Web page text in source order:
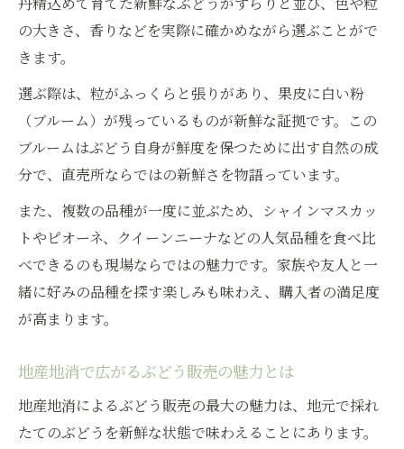
の大きさ、香りなどを実際に確かめながら選ぶことがで
きます。
選ぶ際は、粒がふっくらと張りがあり、果皮に白い粉
（ブルーム）が残っているものが新鮮な証拠です。この
ブルームはぶどう自身が鮮度を保つために出す自然の成
分で、直売所ならではの新鮮さを物語っています。
また、複数の品種が一度に並ぶため、シャインマスカッ
トやピオーネ、クイーンニーナなどの人気品種を食べ比
べできるのも現場ならではの魅力です。家族や友人と一
緒に好みの品種を探す楽しみも味わえ、購入者の満足度
が高まります。
地産地消で広がるぶどう販売の魅力とは
地産地消によるぶどう販売の最大の魅力は、地元で採れ
たてのぶどうを新鮮な状態で味わえることにあります。